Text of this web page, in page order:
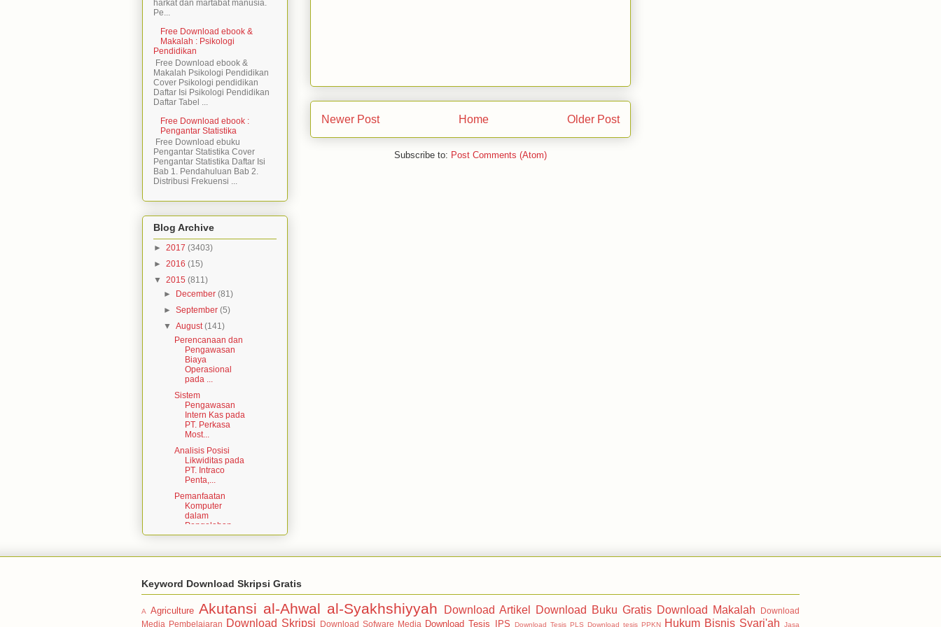
Newer Post Older Post
Home
Subscribe to: Post Comments (Atom)
harkat dan martabat manusia.
Pe...
Free Download ebook &
Makalah : Psikologi
Pendidikan
Free Download ebook &
Makalah Psikologi Pendidikan
Cover Psikologi pendidikan
Daftar Isi Psikologi Pendidikan
Daftar Tabel ...
Free Download ebook :
Pengantar Statistika
Free Download ebuku
Pengantar Statistika Cover
Pengantar Statistika Daftar Isi
Bab 1. Pendahuluan Bab 2.
Distribusi Frekuensi ...
Blog Archive
► 2017 (3403)
► 2016 (15)
▼ 2015 (811)
►
December(81)
►September(5)
▼August(141)
Perencanaan dan
Pengawasan
Biaya
Operasional
pada ...
Sistem
Pengawasan
Intern Kas pada
PT. Perkasa
Most...
Analisis Posisi
Likwiditas pada
PT. Intraco
Penta,...
Pemanfaatan
Komputer
dalam
Pengolahan
Data pada PT...
Pengeluaran
Akuntansi Pajak
Keyword Download Skripsi Gratis
A Agriculture Akutansi al-Ahwal al-Syakhshiyyah Download Artikel Download Buku Gratis Download Makalah
Download
Media Pembelajaran
Download Skripsi Download Sofware Media Download Tesis IPS Download Tesis PLS Download tesis PPKN Hukum Bisnis Syari'ah Jasa